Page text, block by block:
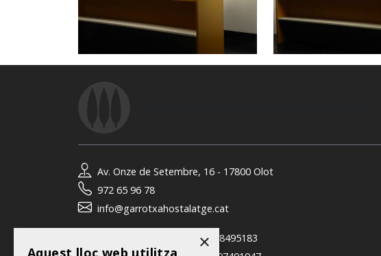
Av. Onze de Setembre, 16 - 17800 Olot
972 65 96 78
info@garrotxahostalatge.cat
David Coloma (gerent):618495183
×
Aquest lloc web utilitza